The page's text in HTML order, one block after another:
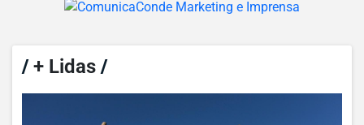
/+ Lidas /